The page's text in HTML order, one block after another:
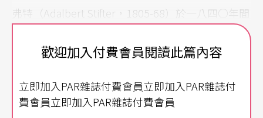
弗特（Adalbert Stifter，1805-68）於一八四○年間
寫下對維也納初次的印象：在他眼中，維也納是一
座綠意盎然的美麗城市，充滿魅力，卻又具矛盾性
納當時的寫照，至「世紀末」（fin de siècle），這
歡迎加入付費會員閱讀此篇內容
立即加入PAR雜誌付費會員立即加入PAR雜誌付
費會員立即加入PAR雜誌付費會員